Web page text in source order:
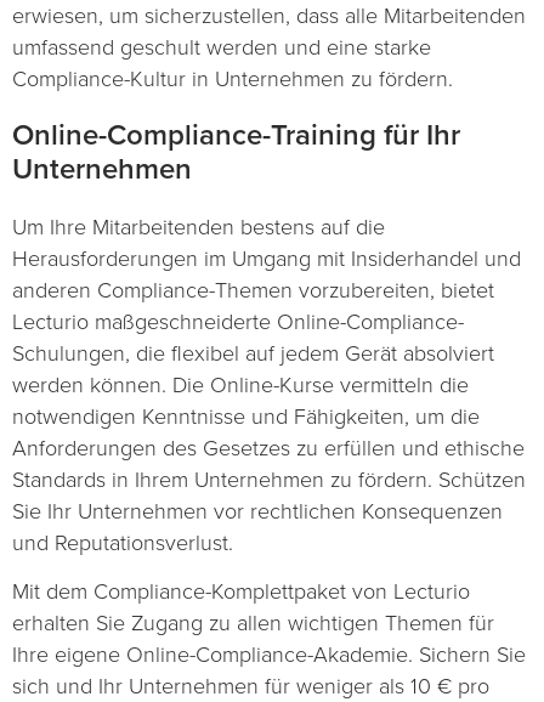
erwiesen, um sicherzustellen, dass alle Mitarbeitenden
umfassend geschult werden und eine starke
Compliance-Kultur in Unternehmen zu fördern.
Online-Compliance-Training für Ihr
Unternehmen
Um Ihre Mitarbeitenden bestens auf die
Herausforderungen im Umgang mit Insiderhandel und
anderen Compliance-Themen vorzubereiten, bietet
Lecturio maßgeschneiderte Online-Compliance-
Schulungen, die flexibel auf jedem Gerät absolviert
werden können. Die Online-Kurse vermitteln die
notwendigen Kenntnisse und Fähigkeiten, um die
Anforderungen des Gesetzes zu erfüllen und ethische
Standards in Ihrem Unternehmen zu fördern. Schützen
Sie Ihr Unternehmen vor rechtlichen Konsequenzen
und Reputationsverlust.
Mit dem Compliance-Komplettpaket von Lecturio
erhalten Sie Zugang zu allen wichtigen Themen für
Ihre eigene Online-Compliance-Akademie. Sichern Sie
sich und Ihr Unternehmen für weniger als 10 € pro